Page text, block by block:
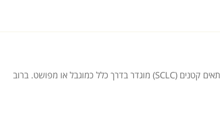
מסיבות פרקטיות, סרטן ריאה מסוג תאים קטנים (SCLC) מוגדר בדרך כלל כמוגבל או מפושט. ברוב